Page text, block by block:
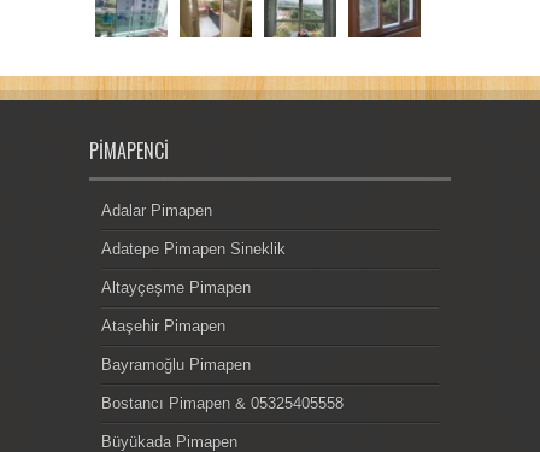
PIMAPENCI
Adalar Pimapen
Adatepe Pimapen Sineklik
Altayçeşme Pimapen
Ataşehir Pimapen
Bayramoğlu Pimapen
Bostancı Pimapen & 05325405558
Büyükada Pimapen